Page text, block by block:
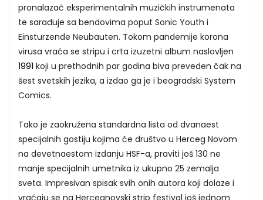
pronalazač eksperimentalnih muzičkih instrumenata
te sarađuje sa bendovima poput Sonic Youth i
Einsturzende Neubauten. Tokom pandemije korona
virusa vraća se stripu i crta izuzetni album naslovljen
1991 koji u prethodnih par godina biva preveden čak na
šest svetskih jezika, a izdao ga je i beogradski System
Comics.
Tako je zaokružena standardna lista od dvanaest
specijalnih gostiju kojima će društvo u Herceg Novom
na devetnaestom izdanju HSF-a, praviti još 130 ne
manje specijalnih umetnika iz ukupno 25 zemalja
sveta. Impresivan spisak svih onih autora koji dolaze i